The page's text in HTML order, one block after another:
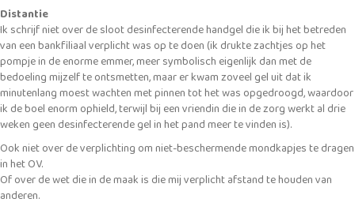
Distantie
Ik schrijf niet over de sloot desinfecterende handgel die ik bij het betreden
van een bankfiliaal verplicht was op te doen (ik drukte zachtjes op het
pompje in de enorme emmer, meer symbolisch eigenlijk dan met de
bedoeling mijzelf te ontsmetten, maar er kwam zoveel gel uit dat ik
minutenlang moest wachten met pinnen tot het was opgedroogd, waardoor
ik de boel enorm ophield, terwijl bij een vriendin die in de zorg werkt al drie
weken geen desinfecterende gel in het pand meer te vinden is).
Ook niet over de verplichting om niet-beschermende mondkapjes te dragen
in het OV.
Of over de wet die in de maak is die mij verplicht afstand te houden van
anderen.